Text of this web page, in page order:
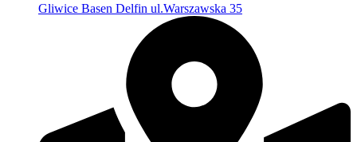
Gliwice Basen Delfin ul.Warszawska 35